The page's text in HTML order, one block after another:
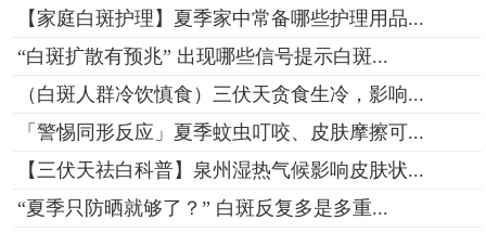
【家庭白斑护理】夏季家中常备哪些护理用品...
“白斑扩散有预兆” 出现哪些信号提示白斑...
（白斑人群冷饮慎食）三伏天贪食生冷，影响...
「警惕同形反应」夏季蚊虫叮咬、皮肤摩擦可...
【三伏天祛白科普】泉州湿热气候影响皮肤状...
“夏季只防晒就够了？” 白斑反复多是多重...